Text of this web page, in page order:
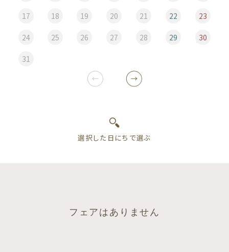
17 18 19 20 21 22 23
24 25 26 27 28 29 30
31
フェアはありません